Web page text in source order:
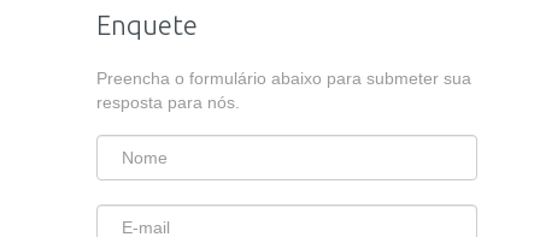
Enquete
Preencha o formulário abaixo para submeter sua
resposta para nós.